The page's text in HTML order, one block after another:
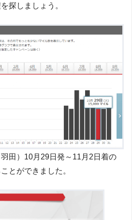
探しましょう。
田）10月29日発～11月2日着の
とができました。